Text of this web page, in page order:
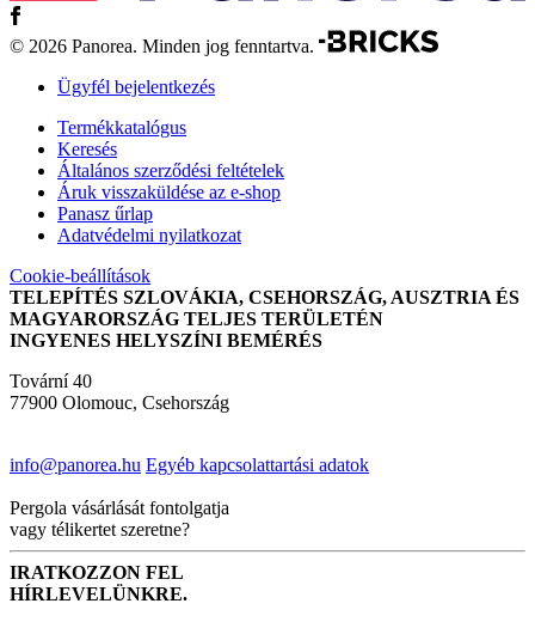
© 2026 Panorea. Minden jog fenntartva.
Ügyfél bejelentkezés
Termékkatalógus
Keresés
Általános szerződési feltételek
Áruk visszaküldése az e-shop
Panasz űrlap
Adatvédelmi nyilatkozat
Cookie-beállítások
TELEPÍTÉS SZLOVÁKIA, CSEHORSZÁG, AUSZTRIA ÉS
MAGYARORSZÁG TELJES TERÜLETÉN
INGYENES HELYSZÍNI BEMÉRÉS
Tovární 40
77900 Olomouc, Csehország
info@panorea.hu Egyéb kapcsolattartási adatok
Pergola vásárlását fontolgatja
vagy télikertet szeretne?
IRATKOZZON FEL
HÍRLEVELÜNKRE.